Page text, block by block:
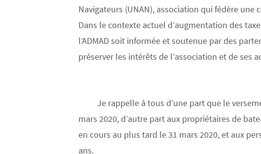
Navigateurs (UNAN), association qui fédère
Dans le contexte actuel d’augmentation des
l’ADMAD soit informée et soutenue par des
préserver les intérêts de l’association et de ses
Je rappelle à tous d’une part que le
mars 2020, d’autre part aux propriétaires de
en cours au plus tard le 31 mars 2020, et aux
ans.